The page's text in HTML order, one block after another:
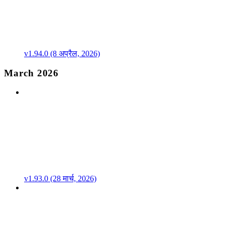
v1.94.0 (8 अप्रैल, 2026)
March 2026
v1.93.0 (28 मार्च, 2026)